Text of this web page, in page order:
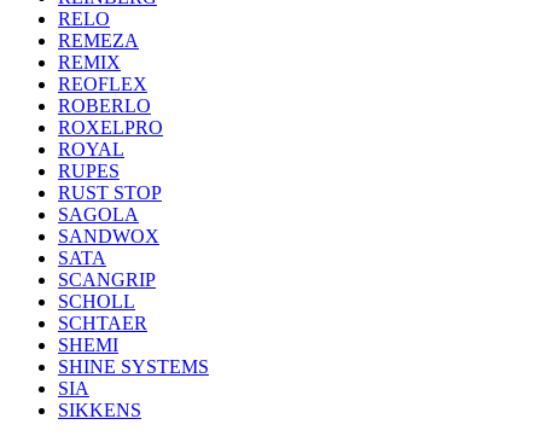
RELO
REMEZA
REMIX
REOFLEX
ROBERLO
ROXELPRO
ROYAL
RUPES
RUST STOP
SAGOLA
SANDWOX
SATA
SCANGRIP
SCHOLL
SCHTAER
SHEMI
SHINE SYSTEMS
SIA
SIKKENS